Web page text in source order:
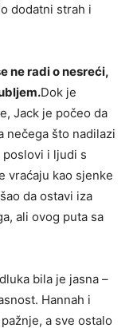
dodatni strah i
ne radi o nesreći,
Dok je
Jack je počeo da
nečega što nadilazi
i ljudi s
vraćaju kao sjenke
da ostavi iza
ali ovog puta sa
bila je jasna –
Hannah i
a sve ostalo